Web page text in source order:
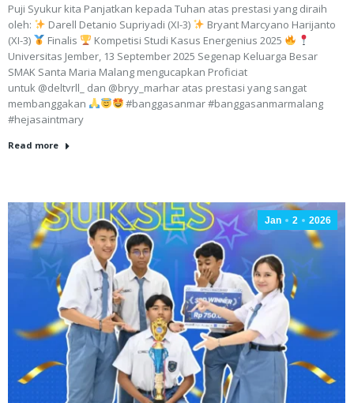
Puji Syukur kita Panjatkan kepada Tuhan atas prestasi yang diraih
oleh:
Darell Detanio Supriyadi (XI-3)
Bryant Marcyano Harijanto
(XI-3)
Finalis
Kompetisi Studi Kasus Energenius 2025
Universitas Jember, 13 September 2025 Segenap Keluarga Besar
SMAK Santa Maria Malang mengucapkan Proficiat
untuk @deltvrll_ dan @bryy_marhar atas prestasi yang sangat
membanggakan
#banggasanmar #banggasanmarmalang
#hejasaintmary
Read more
Jan 2 2026